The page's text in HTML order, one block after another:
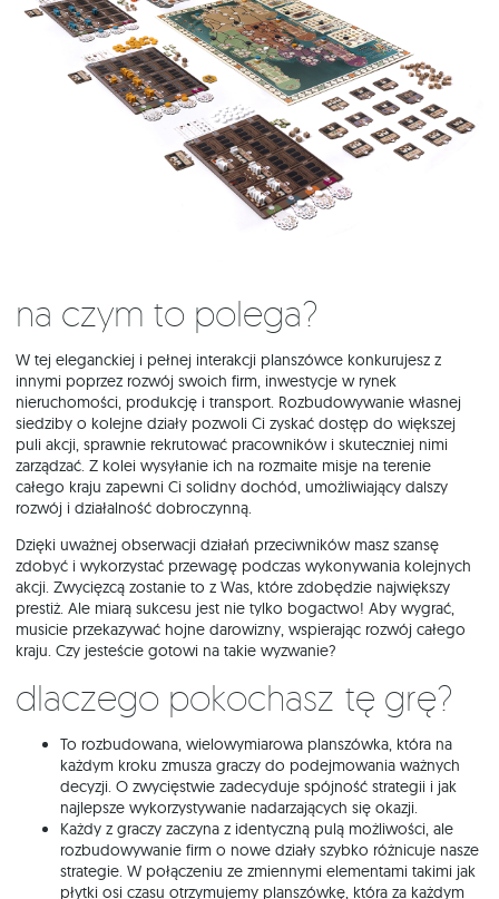
Na czym to polega?
W tej eleganckiej i pełnej interakcji planszówce konkurujesz z
innymi poprzez rozwój swoich firm, inwestycje w rynek
nieruchomości, produkcję i transport. Rozbudowywanie własnej
siedziby o kolejne działy pozwoli Ci zyskać dostęp do większej
puli akcji, sprawnie rekrutować pracowników i skuteczniej nimi
zarządzać. Z kolei wysyłanie ich na rozmaite misje na terenie
całego kraju zapewni Ci solidny dochód, umożliwiający dalszy
rozwój i działalność dobroczynną.
Dzięki uważnej obserwacji działań przeciwników masz szansę
zdobyć i wykorzystać przewagę podczas wykonywania kolejnych
akcji. Zwycięzcą zostanie to z Was, które zdobędzie największy
prestiż. Ale miarą sukcesu jest nie tylko bogactwo! Aby wygrać,
musicie przekazywać hojne darowizny, wspierając rozwój całego
kraju. Czy jesteście gotowi na takie wyzwanie?
Dlaczego pokochasz tę grę?
To rozbudowana, wielowymiarowa planszówka, która na
każdym kroku zmusza graczy do podejmowania ważnych
decyzji. O zwycięstwie zadecyduje spójność strategii i jak
najlepsze wykorzystywanie nadarzających się okazji.
Każdy z graczy zaczyna z identyczną pulą możliwości, ale
rozbudowywanie firm o nowe działy szybko różnicuje nasze
strategie. W połączeniu ze zmiennymi elementami takimi jak
płytki osi czasu otrzymujemy planszówkę, która za każdym